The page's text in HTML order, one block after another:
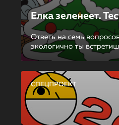
Елка зеленеет.
Ответь на семь
экологично ты
СПЕЦПРОЕКТ